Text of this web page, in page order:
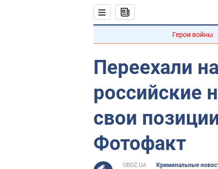
Герои войны
Переехали
российские
свои
Фотофакт
OBOZ.UA
Криминальные